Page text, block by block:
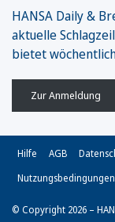
HANSA Daily &
aktuelle
bietet
Zur Anmeldung
© Copyright 2026 –
Hilfe AGB
Nutzungsbedingungen